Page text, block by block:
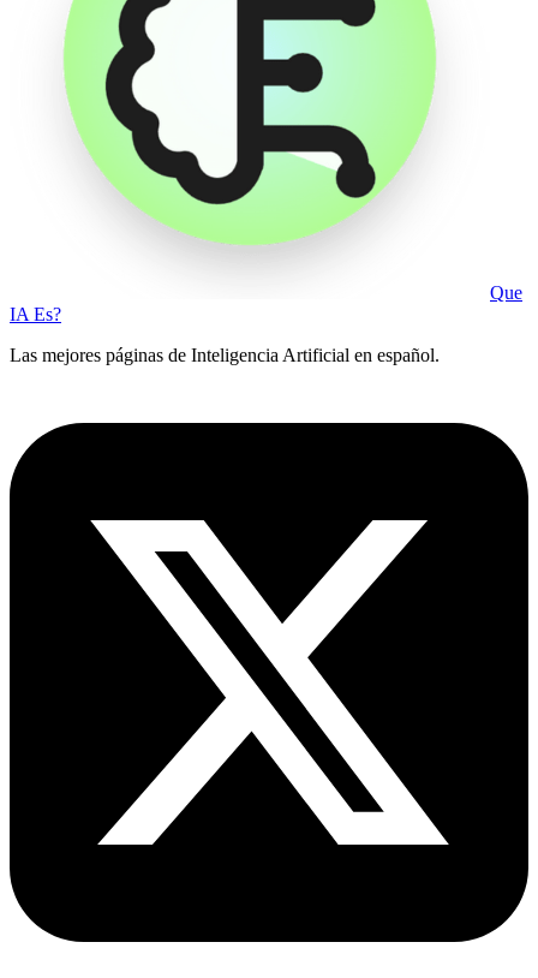
Que
IA Es?
Las mejores páginas de Inteligencia Artificial en español.